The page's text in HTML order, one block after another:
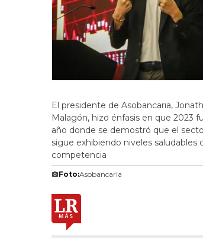
El presidente de Asobancaria,
Malagón, hizo énfasis en que 2023
año donde se demostró que el
sigue exhibiendo niveles saludables
competencia
Foto:Asobancaria